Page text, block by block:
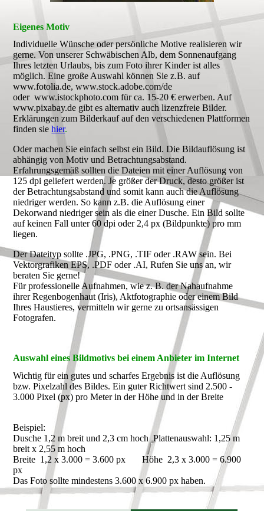
Eigenes Motiv
Individuelle Wünsche oder persönliche Motive realisieren wir
gerne. Von unserer Schwäbischen Alb, dem Sonnenaufgang
Ihres letzten Urlaubs, bis zum Foto ihrer Kinder ist alles
möglich. Eine große Auswahl können Sie z.B. auf
www.fotolia.de, www.stock.adobe.com/de
oder www.istockphoto.com für ca. 15-20 € erwerben. Auf
www.pixabay.de gibt es alternativ auch lizenzfreie Bilder.
Erklärungen zum Bilderkauf auf den verschiedenen Plattformen
finden siehier.
Oder machen Sie einfach selbst ein Bild. Die Bildauflösung ist
abhängig von Motiv und Betrachtungsabstand.
Erfahrungsgemäß sollten die Dateien mit einer Auflösung von
125 dpi geliefert werden. Je größer der Druck, desto größer ist
der Betrachtungsabstand und somit kann auch die Auflösung
niedriger werden. So kann z.B. die Auflösung einer
Dekorwand niedriger sein als die einer Dusche. Ein Bild sollte
auf keinen Fall unter 60 dpi oder 2,4 px (Bildpunkte) pro mm
liegen.
Der Dateityp sollte .JPG, .PNG, .TIF oder .RAW sein. Bei
Vektorgrafiken EPS, .PDF oder .AI, Rufen Sie uns an, wir
beraten Sie gerne!
Für professionelle Aufnahmen, wie z. B. der Nahaufnahme
ihrer Regenbogenhaut (Iris), Aktfotographie oder einem Bild
Ihres Haustieres, vermitteln wir gerne zu ortsansässigen
Fotografen.
Auswahl eines Bildmotivs bei einem Anbieter im Internet
Wichtig für ein gutes und scharfes Ergebnis ist die Auflösung
bzw. Pixelzahl des Bildes. Ein guter Richtwert sind 2.500 -
3.000 Pixel (px) pro Meter in der Höhe und in der Breite
Beispiel:
Dusche 1,2 m breit und 2,3 cm hoch Plattenauswahl: 1,25 m
breit x 2,55 m hoch
Breite 1,2 x 3.000 = 3.600 px Höhe 2,3 x 3.000 = 6.900
px
Das Foto sollte mindestens 3.600 x 6.900 px haben.